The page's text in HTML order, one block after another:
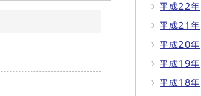
平成22年
平成21年
平成20年
平成19年
平成18年